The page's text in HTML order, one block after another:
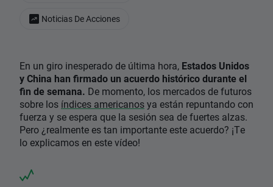
En un giro inesperado de última hora, Estados Unidos
y China han firmado un acuerdo histórico durante el
fin de semana. De momento, los mercados de futuros
sobre los índices americanosya están repuntando con
fuerza y se espera que la sesión sea de fuertes alzas.
Pero ¿realmente es tan importante este acuerdo? ¡Te
lo explicamos en este vídeo!
Noticias De Acciones